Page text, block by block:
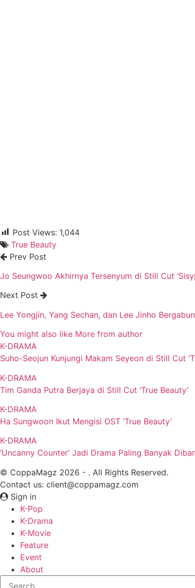
Post Views: 1,044
True Beauty
Prev Post
Jo Seungwoo Akhirnya Tersenyum di Still Cut
Next Post
Lee Yongjin, Yang Sechan, dan Lee Jinho
You might also like More from author
K-DRAMA
Suho-Seojun Kunjungi Makam Seyeon di Still Cut
K-DRAMA
Tim Ganda Putra Berjaya di Still Cut ‘True Beauty’
K-DRAMA
Ha Sungwoon Ikut Mengisi OST ‘True Beauty’
K-DRAMA
‘Uncanny Counter’ Jadi Drama Paling Banyak
© CoppaMagz 2026 - . All Rights Reserved.
Contact us: client@coppamagz.com
Sign in
K-Pop
K-Drama
K-Movie
Feature
Event
About